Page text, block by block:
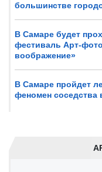
большинстве
В Самаре будет
фестиваль Арт-
воображение»
В Самаре пройдет
феномен соседства